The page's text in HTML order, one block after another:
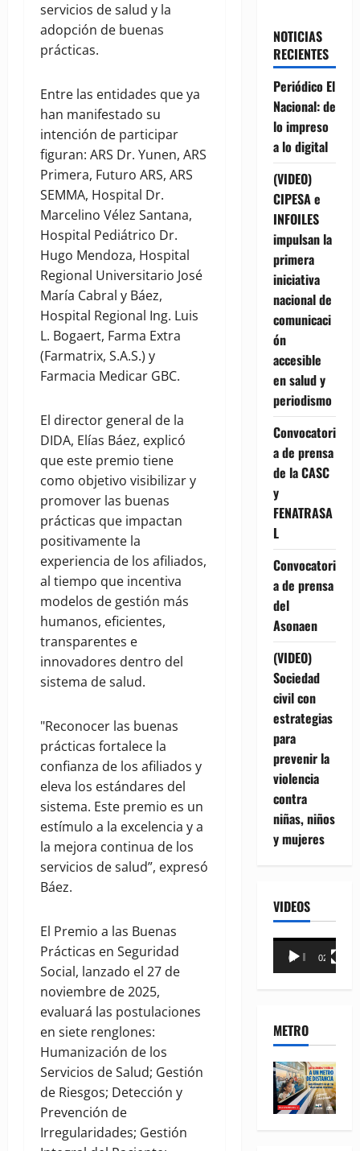
servicios de salud y la
adopción de buenas
prácticas.
Entre las entidades que ya
han manifestado su
intención de participar
figuran: ARS Dr. Yunen, ARS
Primera, Futuro ARS, ARS
SEMMA, Hospital Dr.
Marcelino Vélez Santana,
Hospital Pediátrico Dr.
Hugo Mendoza, Hospital
Regional Universitario José
María Cabral y Báez,
Hospital Regional Ing. Luis
L. Bogaert, Farma Extra
(Farmatrix, S.A.S.) y
Farmacia Medicar GBC.
El director general de la
DIDA, Elías Báez, explicó
que este premio tiene
como objetivo visibilizar y
promover las buenas
prácticas que impactan
positivamente la
experiencia de los afiliados,
al tiempo que incentiva
modelos de gestión más
humanos, eficientes,
transparentes e
innovadores dentro del
sistema de salud.
"Reconocer las buenas
prácticas fortalece la
confianza de los afiliados y
eleva los estándares del
sistema. Este premio es un
estímulo a la excelencia y a
la mejora continua de los
servicios de salud”, expresó
Báez.
El Premio a las Buenas
Prácticas en Seguridad
Social, lanzado el 27 de
noviembre de 2025,
evaluará las postulaciones
en siete renglones:
Humanización de los
Servicios de Salud; Gestión
de Riesgos; Detección y
Prevención de
Irregularidades; Gestión
NOTICIAS
RECIENTES
Periódico El
Nacional: de
lo impreso
a lo digital
(VIDEO)
CIPESA e
INFOILES
impulsan la
primera
iniciativa
nacional de
comunicaci
ón
accesible
en salud y
periodismo
Convocatori
a de prensa
de la CASC
y
FENATRASA
L
Convocatori
a de prensa
del
Asonaen
(VIDEO)
Sociedad
civil con
estrategias
para
prevenir la
violencia
contra
niñas, niños
y mujeres
VIDEOS
Reproductor
00:00 02:18
METRO